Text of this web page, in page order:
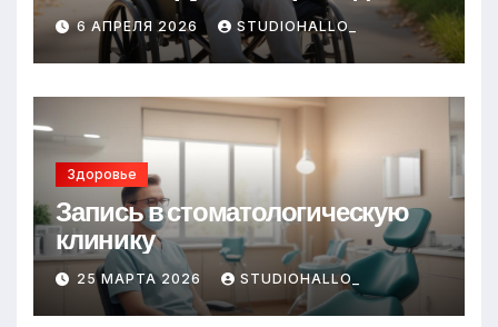
6 АПРЕЛЯ 2026 STUDIOHALLO_
Здоровье
Запись в стоматологическую
клинику
25 МАРТА 2026 STUDIOHALLO_